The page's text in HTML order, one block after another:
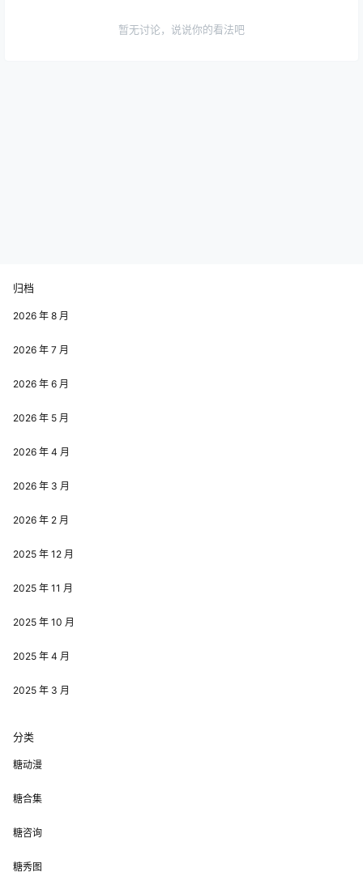
暂无讨论，说说你的看法吧
归档
2026 年 8 月
2026 年 7 月
2026 年 6 月
2026 年 5 月
2026 年 4 月
2026 年 3 月
2026 年 2 月
2025 年 12 月
2025 年 11 月
2025 年 10 月
2025 年 4 月
2025 年 3 月
分类
糖动漫
糖合集
糖咨询
糖秀图